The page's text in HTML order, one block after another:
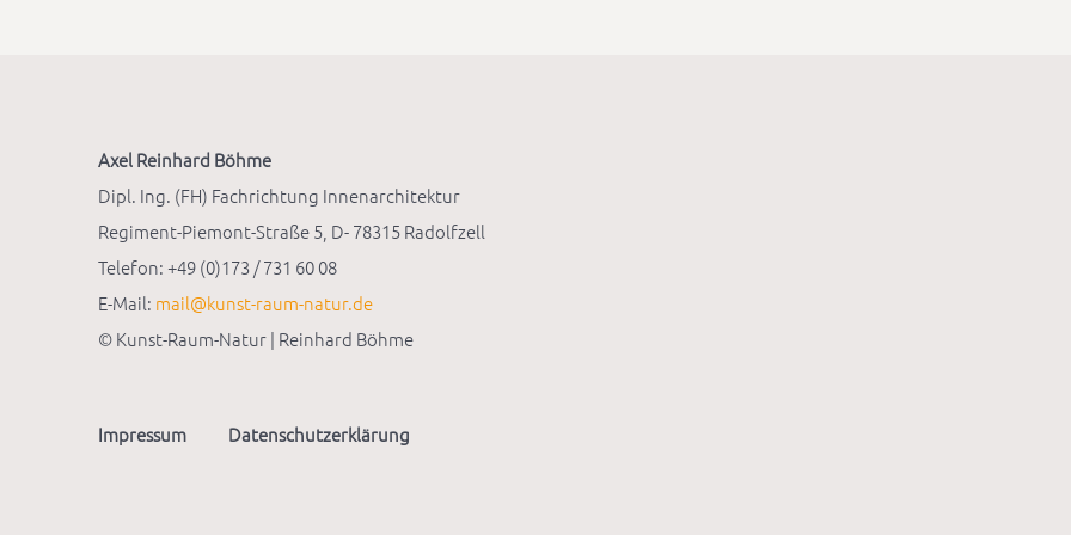
Axel Reinhard Böhme
Dipl. Ing. (FH) Fachrichtung Innenarchitektur
Regiment-Piemont-Straße 5, D- 78315 Radolfzell
Telefon: +49 (0)173 / 731 60 08
E-Mail: mail@kunst-raum-natur.de
© Kunst-Raum-Natur | Reinhard Böhme
Impressum Datenschutzerklärung